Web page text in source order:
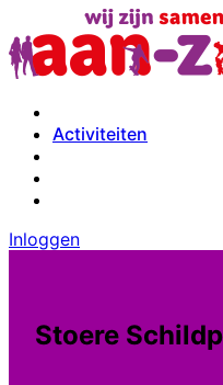
Activiteiten
Inloggen
Stoere